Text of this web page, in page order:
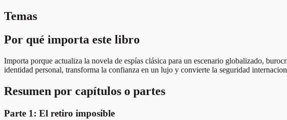
Temas
Por qué importa este libro
Importa porque actualiza la novela de espías clásica para un escenario globalizado,
identidad personal, transforma la confianza en un lujo y convierte la seguridad
Resumen por capítulos o partes
Parte 1: El retiro imposible